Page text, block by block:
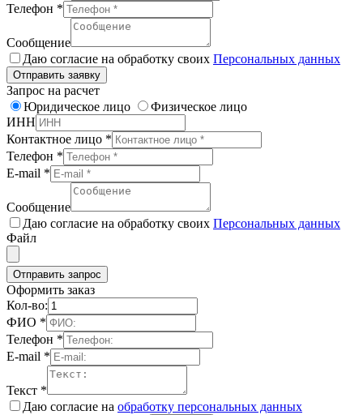
Телефон *
Сообщение
Даю согласие на обработку своих Персональных данных
Отправить заявку
Запрос на расчет
Юридическое лицо
Физическое лицо
ИНН
Контактное лицо *
Телефон *
E-mail *
Сообщение
Даю согласие на обработку своих Персональных данных
Файл
Отправить запрос
Оформить заказ
Кол-во:
ФИО *
Телефон *
E-mail *
Текст *
Даю согласие на обработку персональных данных